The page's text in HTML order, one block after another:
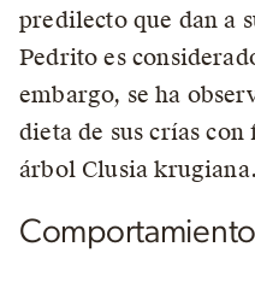
predilecto que dan a
Pedrito es
embargo, se ha
dieta de sus crías
árbol Clusia krugiana.
Comportamiento